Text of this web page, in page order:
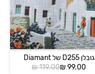
גובלן D255 של Diamant
₪119.00
המחיר₪ 99.00
המחיר